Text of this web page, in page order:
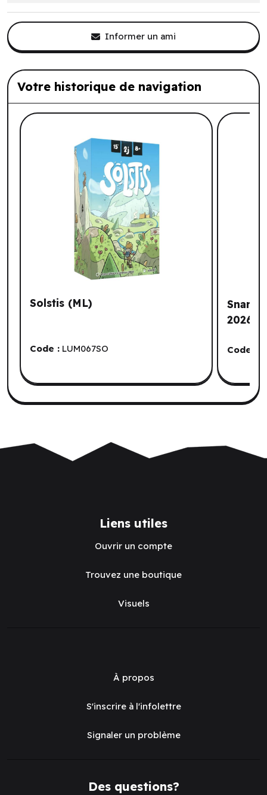
Informer un ami
Votre historique de navigation
Liste de produits suggérés: Votre
Solstis (ML)
Code : LUM067SO
2026
Code :
Liens utiles
Ouvrir un compte
Trouvez une boutique
Visuels
À propos
S'inscrire à l'infolettre
Signaler un problème
Des questions?